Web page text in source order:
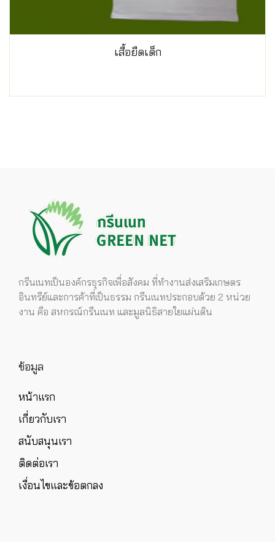
เสื้อยืดเด็ก
กรีนเนทเป็นองค์กรธุรกิจเพื่อสังคม ที่ทำงานส่งเสริมเกษตร
อินทรีย์และการค้าที่เป็นธรรม กรีนเนทประกอบด้วย 2 หน่วย
งาน คือ สหกรณ์กรีนเนท และมูลนิธิสายใยแผ่นดิน
ข้อมูล
หน้าแรก
เกี่ยวกับเรา
สนับสนุนเรา
ติดต่อเรา
เงื่อนไขและข้อตกลง